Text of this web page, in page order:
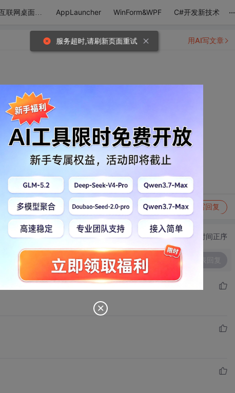
C#互联网桌面应用 AppLauncher WinForm&WPF C#开发新技术 ...
长一段时间（应该是在安装或者下载吧），
件，可以进行一些类似在C/S框架里的操作，
转发到动态 举报 写回复
用AI写文章
切换为时间正序
服务超时,请刷新页面重试